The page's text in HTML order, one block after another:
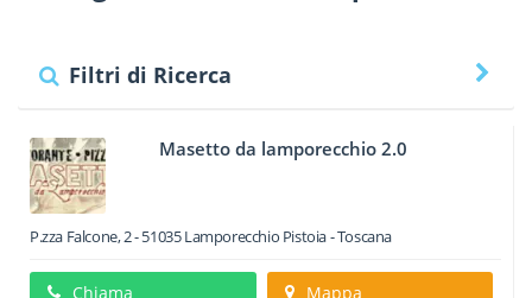
Filtri di Ricerca
Masetto da lamporecchio 2.0
P.zza Falcone, 2-51035Lamporecchio Pistoia -Toscana
Chiama Mappa